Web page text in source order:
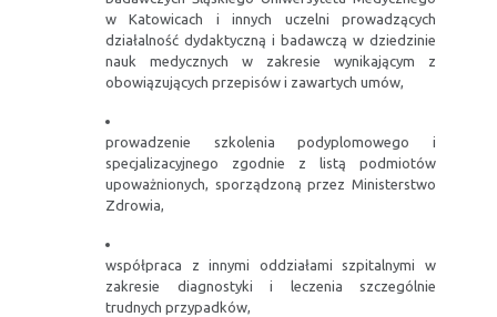
w Katowicach i innych uczelni prowadzących
działalność dydaktyczną i badawczą w dziedzinie
nauk medycznych w zakresie wynikającym z
obowiązujących przepisów i zawartych umów,
prowadzenie szkolenia podyplomowego i
specjalizacyjnego zgodnie z listą podmiotów
upoważnionych, sporządzoną przez Ministerstwo
Zdrowia,
współpraca z innymi oddziałami szpitalnymi w
zakresie diagnostyki i leczenia szczególnie
trudnych przypadków,